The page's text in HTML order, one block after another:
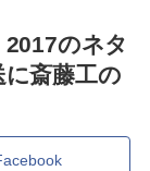
2017のネタ
斎藤工の